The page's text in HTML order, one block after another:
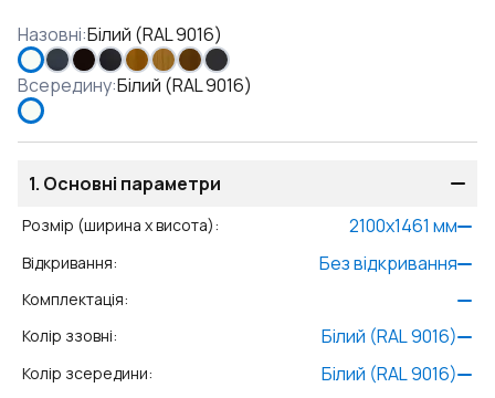
Назовні:Білий (RAL 9016)
Всередину:Білий (RAL 9016)
1. Основні параметри
Розмір (ширина x висота): 2100x1461 мм
Відкривання: Без відкривання
Комплектація:
Колір ззовні: Білий (RAL 9016)
Колір зсередини: Білий (RAL 9016)